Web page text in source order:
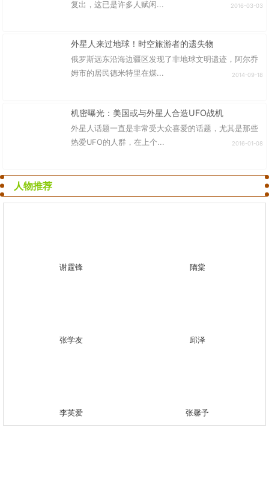
复出，这已是许多人赋闲...
2016-03-03
外星人来过地球！时空旅游者的遗失物
俄罗斯远东沿海边疆区发现了非地球文明遗迹，阿尔乔
姆市的居民德米特里在煤...
2014-09-18
机密曝光：美国或与外星人合造UFO战机
外星人话题一直是非常受大众喜爱的话题，尤其是那些
热爱UFO的人群，在上个...
2016-01-08
人物推荐
谢霆锋 隋棠
张学友 邱泽
李英爱 张馨予